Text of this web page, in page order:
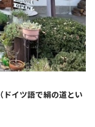
（ドイツ語で絹の道とい